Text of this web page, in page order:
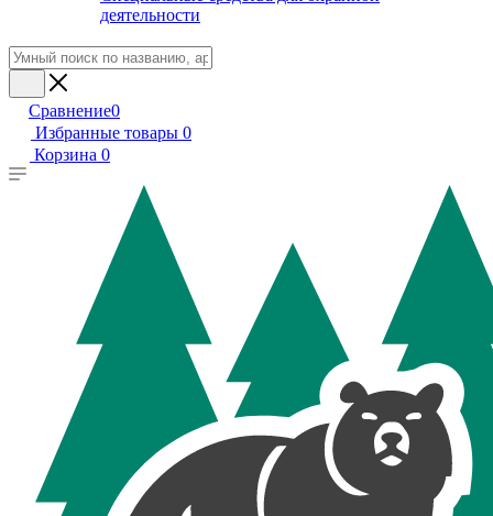
деятельности
Сравнение0
Избранные товары 0
Корзина 0